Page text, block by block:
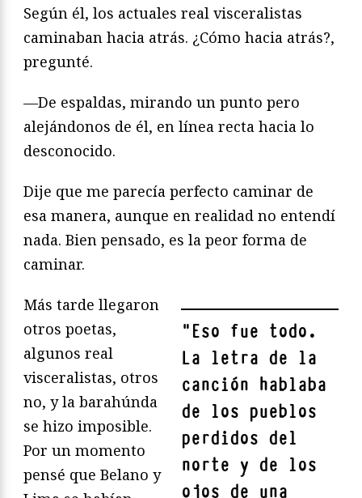
Según él, los actuales real visceralistas
caminaban hacia atrás. ¿Cómo hacia atrás?,
pregunté.
—De espaldas, mirando un punto pero
alejándonos de él, en línea recta hacia lo
desconocido.
Dije que me parecía perfecto caminar de
esa manera, aunque en realidad no entendí
nada. Bien pensado, es la peor forma de
caminar.
"Eso fue todo.
La letra de la
canción hablaba
de los pueblos
perdidos del
norte y de los
ojos de una
Más tarde llegaron
otros poetas,
algunos real
visceralistas, otros
no, y la ba­rahúnda
se hizo imposible.
Por un momento
pensé que Belano y